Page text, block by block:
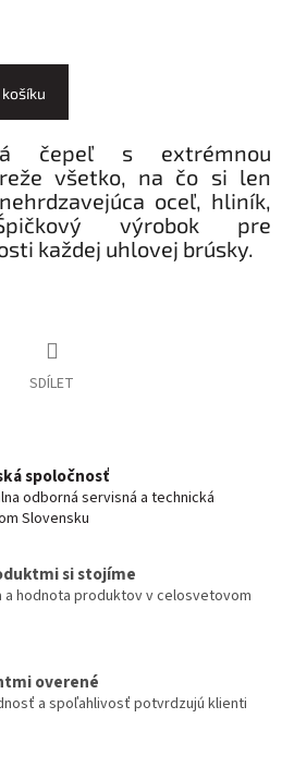
čepeľ s extrémnou
všetko, na čo si len
oceľ, hliník,
výrobok pre
každej uhlovej brúsky.
SDÍLET
spoločnosť
odborná servisná a technická
Slovensku
si stojíme
a hodnota produktov v celosvetovom
overené
a spoľahlivosť potvrdzujú klienti